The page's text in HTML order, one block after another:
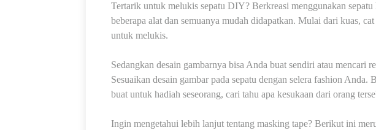
Tertarik untuk melukis sepatu DIY? Berkreasi menggunakan sepatu
beberapa alat dan semuanya mudah didapatkan. Mulai dari kuas,
untuk melukis.
Sedangkan desain gambarnya bisa Anda buat sendiri atau mencari
Sesuaikan desain gambar pada sepatu dengan selera fashion Anda.
buat untuk hadiah seseorang, cari tahu apa kesukaan dari orang
Ingin mengetahui lebih lanjut tentang masking tape? Berikut ini